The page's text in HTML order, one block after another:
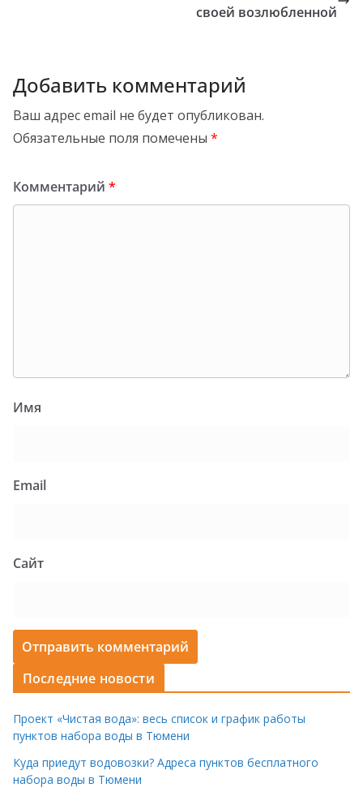
своей возлюбленной
Добавить комментарий
Ваш адрес email не будет опубликован.
Обязательные поля помечены *
Комментарий *
Имя
Email
Сайт
Последние новости
Проект «Чистая вода»: весь список и график работы
пунктов набора воды в Тюмени
Куда приедут водовозки? Адреса пунктов бесплатного
набора воды в Тюмени